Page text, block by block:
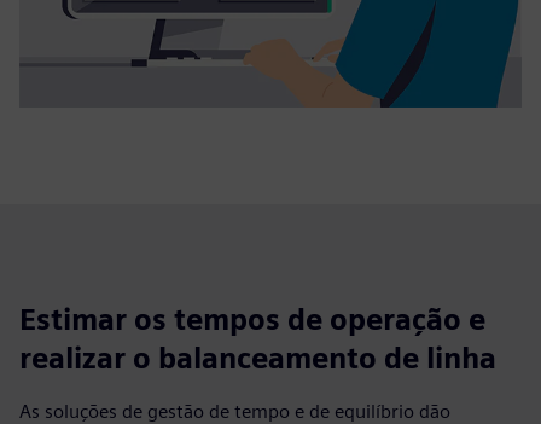
Estimar os tempos de operação e
realizar o balanceamento de linha
As soluções de gestão de tempo e de equilíbrio dão